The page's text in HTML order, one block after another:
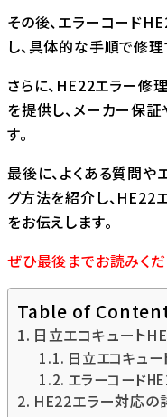
その後、エラーコード
し、具体的な手順で修
さらに、HE22エラー修
を提供し、メーカー保
す。
最後に、よくある質問や
グ方法を紹介し、HE22
をお伝えします。
ぜひ最後までお読みくだ
Table of
日立エコキュート
日立エコキュー
エラーコード
HE22エラー対応の